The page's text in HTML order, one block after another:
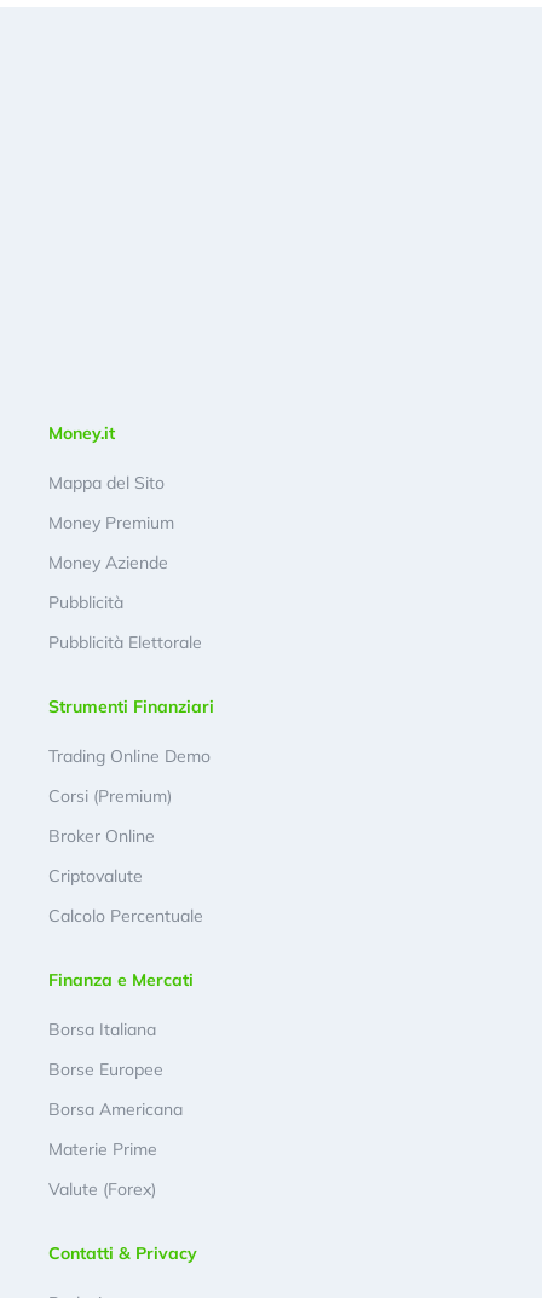
Money.it
Mappa del Sito
Money Premium
Money Aziende
Pubblicità
Pubblicità Elettorale
Strumenti Finanziari
Trading Online Demo
Corsi (Premium)
Broker Online
Criptovalute
Calcolo Percentuale
Finanza e Mercati
Borsa Italiana
Borse Europee
Borsa Americana
Materie Prime
Valute (Forex)
Contatti & Privacy